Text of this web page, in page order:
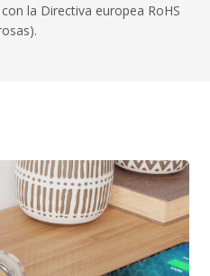
la Directiva europea RoHS